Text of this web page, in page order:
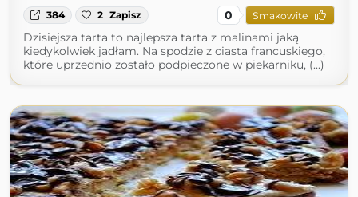
384 2 Zapisz 0 Smakowite
Dzisiejsza tarta to najlepsza tarta z malinami jaką
kiedykolwiek jadłam. Na spodzie z ciasta francuskiego,
które uprzednio zostało podpieczone w piekarniku, (...)